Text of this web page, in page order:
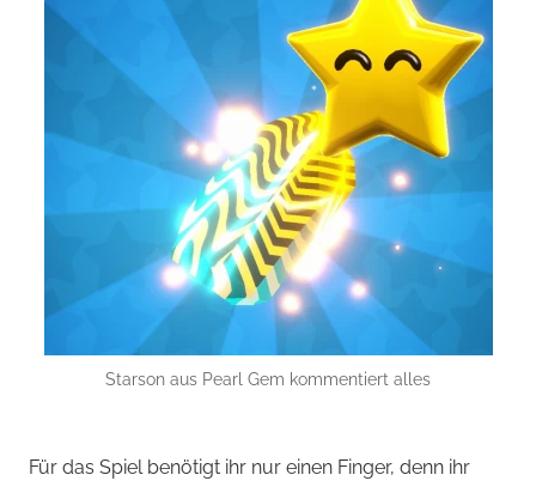
Starson aus Pearl Gem kommentiert alles
Für das Spiel benötigt ihr nur einen Finger, denn ihr